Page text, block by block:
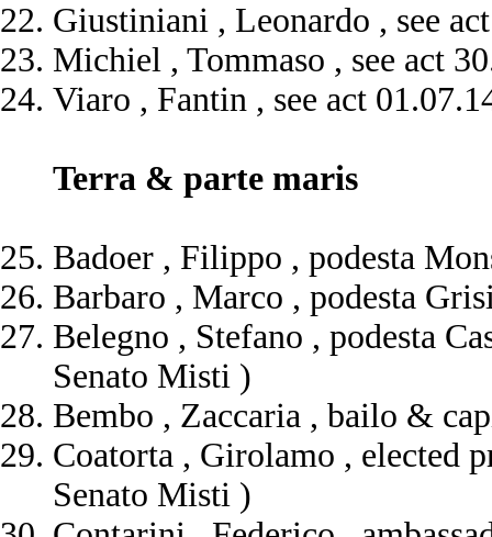
Giustiniani , Leonardo , see
Michiel , Tommaso , see act
Viaro , Fantin , see act
Terra & parte maris
Badoer , Filippo , podesta
Barbaro , Marco , podesta
Belegno , Stefano , podesta
Senato Misti )
Bembo , Zaccaria , bailo &
Coatorta , Girolamo , elected
Senato Misti )